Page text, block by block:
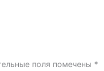
поля помечены *